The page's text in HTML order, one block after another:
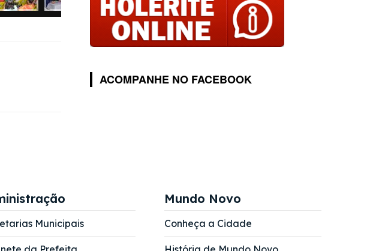
ACOMPANHE NO FACEBOOK
Municipais
Mundo Novo
Conheça a Cidade